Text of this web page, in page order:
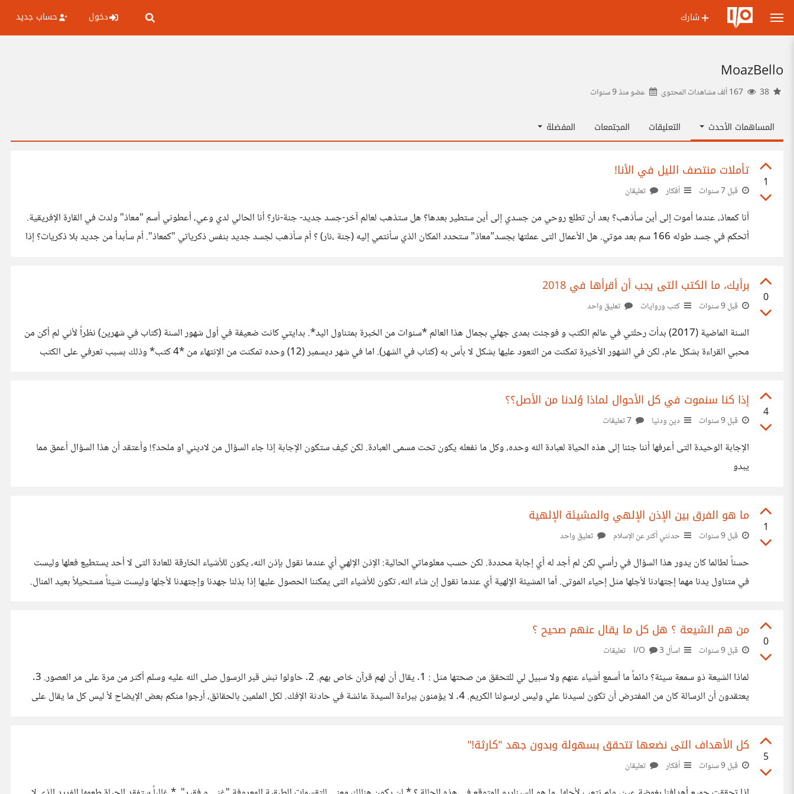
شارك دخول حساب جديد
MoazBello
عضو منذ9 سنوات
المساهمات الأحدث التعليقات المجتمعات المفضلة
1
تأملات منتصف الليل في الأنا!
قبل 7 سنوات أفكار تعليقان
أنا كمعاذ، عندما أموت إلى أين سأذهب؟ بعد أن تطلع روحي من جسدي إلى أين ستطير بعدها؟ هل ستذهب لعالم آخر-جسد جديد- جنة-نار؟ أنا الحالي لدي وعي، أعطوني أسم "معاذ" ولدت في القارة الإفريقية.
أتحكم في جسد طوله 166 سم بعد موتي. هل الأعمال التى عملتها بجسد"معاذ" ستحدد المكان الذي سأنتمي إليه (جنة ،نار) ؟ أم سأذهب لجسد جديد بنفس ذكرياتي "كمعاذ". أم سأبدأ من جديد بلا ذكريات؟ إذا
0
برأيك، ما الكتب التى يجب أن أقرأها في 2018
قبل 9 سنوات كتب وروايات تعليق واحد
السنة الماضية (2017) بدأت رحلتي في عالم الكتب و فوجئت بمدى جهلي بجمال هذا العالم *سنوات من الخبرة بمتناول اليد*. بدايتي كانت ضعيفة في أول شهور السنة (كتاب في شهرين) نظراً لأني لم أكن من
محبي القراءة بشكل عام، لكن في الشهور الأخيرة تمكنت من التعود عليها بشكل لا بأس به (كتاب في الشهر). اما في شهر ديسمبر (12) وحده تمكنت من الإنتهاء من *4 كتب* وذلك بسبب تعرفي على الكتب
4
إذا كنا سنموت في كل الأحوال لماذا وُلدنا من الأصل؟؟
قبل 9 سنوات دين ودنيا
الإجابة الوحيدة التى أعرفها أننا جئنا إلى هذه الحياة لعبادة الله وحده، وكل ما نفعله يكون تحت مسمى العبادة. لكن كيف ستكون الإجابة إذا جاء السؤال من لاديني او ملحد؟! وأعتقد أن هذا السؤال أعمق مما
يبدو
1
ما هو الفرق بين الإذن الإلهي والمشيئة الإلهية
قبل 9 سنوات حدثني أكثر عن الإسلام تعليق واحد
حسناً لطالما كان يدور هذا السؤال في رأسي لكن لم أجد له أي إجابة محددة. لكن حسب معلوماتي الحالية: الإذن الإلهي أي عندما نقول بإذن الله، يكون للأشياء الخارقة للعادة التى لا أحد يستطيع فعلها وليست
في متناول يدنا مهما إجتهادنا لأجلها مثل إحياء الموتى. أما المشيئة الإلهية أي عندما نقول إن شاء الله، تكون للأشياء التى يمكننا الحصول عليها إذا بذلنا جهدنا وإجتهدنا لأجلها وليست شيئاً مستحيلاً بعيد المنال.
0
من هم الشيعة ؟ هل كل ما يقال عنهم صحيح ؟
قبل 9 سنوات اسأل I/O 3 تعليقات
لماذا الشيعة ذو سمعة سيئة؟ دائماً ما أسمع أشياء عنهم ولا سبيل لي للتحقق من صحتها مثل : 1. يقال أن لهم قرآن خاص بهم. 2. حاولوا نبش قبر الرسول صلى الله عليه وسلم أكثر من مرة على مر العصور. 3.
يعتقدون أن الرسالة كان من المفترض أن تكون لسيدنا علي وليس لرسولنا الكريم. 4. لا يؤمنون ببراءة السيدة عائشة في حادثة الإفك. لكل الملمين بالحقائق، أرجوا منكم بعض الإيضاح لأ ليس كل ما يقال على
5
كل الأهداف التى نضعها تتحقق بسهولة وبدون جهد "كارثة!"
قبل 9 سنوات أفكار تعليقان